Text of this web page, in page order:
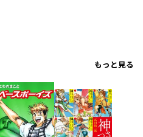
もっと見る